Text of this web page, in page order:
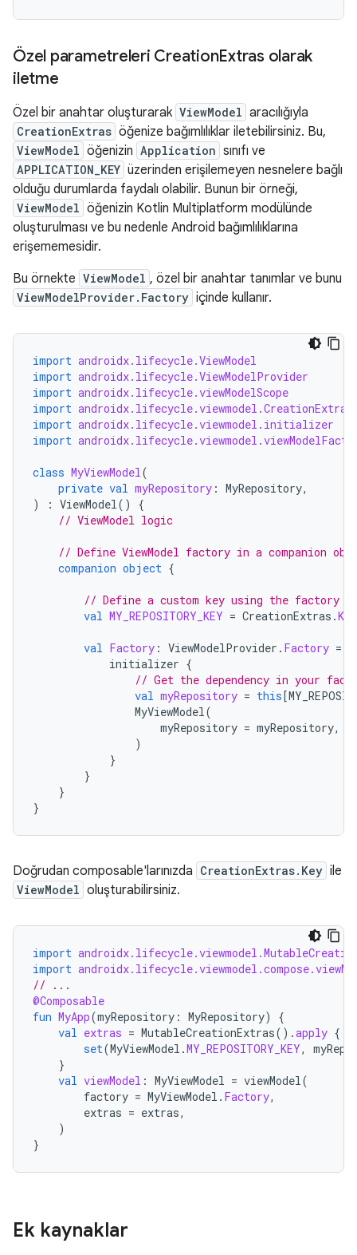
Özel parametreleri CreationExtras olarak
iletme
Özel bir anahtar oluşturarak ViewModel aracılığıyla
CreationExtras öğenize bağımlılıklar iletebilirsiniz. Bu,
ViewModel öğenizin Application sınıfı ve
APPLICATION_KEY üzerinden erişilemeyen nesnelere bağlı
olduğu durumlarda faydalı olabilir. Bunun bir örneği,
ViewModel öğenizin Kotlin Multiplatform modülünde
oluşturulması ve bu nedenle Android bağımlılıklarına
erişememesidir.
Bu örnekte ViewModel , özel bir anahtar tanımlar ve bunu
ViewModelProvider.Factory içinde kullanır.
import androidx.lifecycle.ViewModel
import androidx.lifecycle.ViewModelProvider
import androidx.lifecycle.viewModelScope
import androidx.lifecycle.viewmodel.CreationExtras
import androidx.lifecycle.viewmodel.initializer
import
class MyViewModel(
private val myRepository : MyRepository,
)
: ViewModel()
{
// ViewModel logic
// Define ViewModel factory in a companion
companion object {
// Define a custom key using the factory
val MY_REPOSITORY_KEY = CreationExtras .
val Factory : ViewModelProvider . Factory =
initializer {
// Get the dependency in your
val myRepository = this[
MyViewModel(
myRepository = myRepository,
)
}
}
}
}
Doğrudan composable'larınızda CreationExtras.Key ile
ViewModel oluşturabilirsiniz.
import
import
// ...
@Composable
fun MyApp(myRepository : MyRepository)
{
val extras = MutableCreationExtras().apply {
set(MyViewModel .MY_REPOSITORY_KEY,
}
val viewModel : MyViewModel = viewModel(
factory = MyViewModel . Factory,
extras = extras,
)
}
Ek kaynaklar